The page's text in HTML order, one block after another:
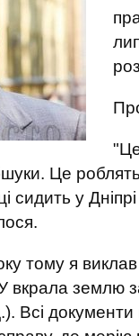
Це
сидить у
тому я
вкрала землю
Всі